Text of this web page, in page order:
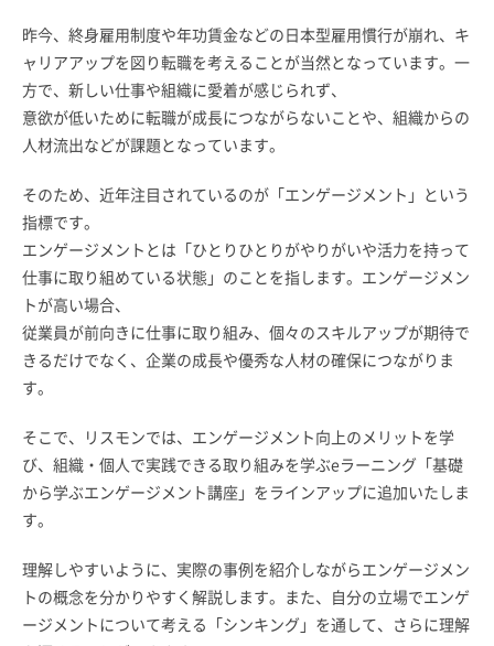
昨今、終身雇用制度や年功賃金などの日本型雇用慣行が崩れ、キ
ャリアアップを図り転職を考えることが当然となっています。一
方で、新しい仕事や組織に愛着が感じられず、
意欲が低いために転職が成長につながらないことや、組織からの
人材流出などが課題となっています。
そのため、近年注目されているのが「エンゲージメント」という
指標です。
エンゲージメントとは「ひとりひとりがやりがいや活力を持って
仕事に取り組めている状態」のことを指します。エンゲージメン
トが高い場合、
従業員が前向きに仕事に取り組み、個々のスキルアップが期待で
きるだけでなく、企業の成長や優秀な人材の確保につながりま
す。
そこで、リスモンでは、エンゲージメント向上のメリットを学
び、組織・個人で実践できる取り組みを学ぶeラーニング「基礎
から学ぶエンゲージメント講座」をラインアップに追加いたしま
す。
理解しやすいように、実際の事例を紹介しながらエンゲージメン
トの概念を分かりやすく解説します。また、自分の立場でエンゲ
ージメントについて考える「シンキング」を通して、さらに理解